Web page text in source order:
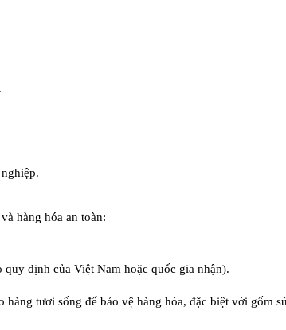
hàng hóa an toàn:
định của Việt Nam hoặc quốc gia nhận).
tươi sống để bảo vệ hàng hóa, đặc biệt với gốm